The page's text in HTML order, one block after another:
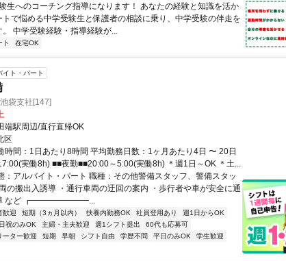
生へのコーチング指導になります！ あなたの経験と知識を活か
トで悩める中学受験生と保護者の相談に乗り、中学受験の伴走を
。 中学受験経験・指導経験が...
ト 在宅OK
イト・パート
袋支社[147]
端駅周辺/直行直帰OK
区
時間：1日あたり8時間 平均勤務日数：1ヶ月あたり4日 〜 20日
実働8h) ■■夜勤■■20:00～5:00(実働8h) ＊週1日～OK ＊土...
：アルバイト・パート 職種：その他警備スタッフ、警備スタッ
の搬出入誘導 ・通行車両の迂回の案内 ・歩行者や車が安全に通
導 など ┏━━━━━━━...
歓迎 短期（3ヵ月以内） 扶養内勤務OK 社員登用あり
週1日からOK
祝のみOK 主婦・主夫歓迎 週1シフト提出
60代も応募可
ーター歓迎 短期 早朝 シフト自由 学歴不問 平日のみOK
学生歓迎